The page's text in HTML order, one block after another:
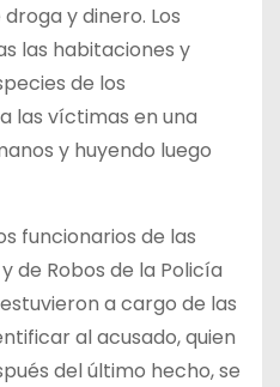
y dinero. Los
las habitaciones y
de los
las víctimas en una
y huyendo luego
funcionarios de las
de Robos de la Policía
a cargo de las
al acusado, quien
del último hecho, se